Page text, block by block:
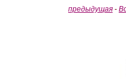
предыдущая -